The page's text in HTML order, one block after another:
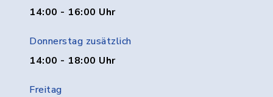
14:00 - 16:00 Uhr
Donnerstag zusätzlich
14:00 - 18:00 Uhr
Freitag